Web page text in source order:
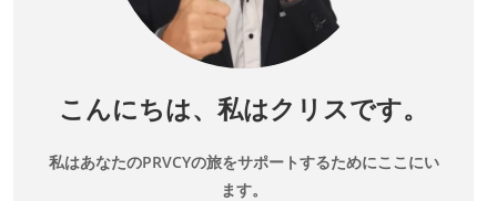
こんにちは、私はクリスです。
私はあなたのPRVCYの旅をサポートするためにここにい
ます。